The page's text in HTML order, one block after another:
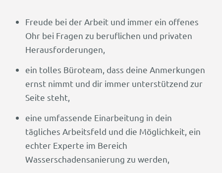
Freude bei der Arbeit und immer ein offenes
Ohr bei Fragen zu beruflichen und privaten
Herausforderungen,
ein tolles Büroteam, dass deine Anmerkungen
ernst nimmt und dir immer unterstützend zur
Seite steht,
eine umfassende Einarbeitung in dein
tägliches Arbeitsfeld und die Möglichkeit, ein
echter Experte im Bereich
Wasserschadensanierung zu werden,